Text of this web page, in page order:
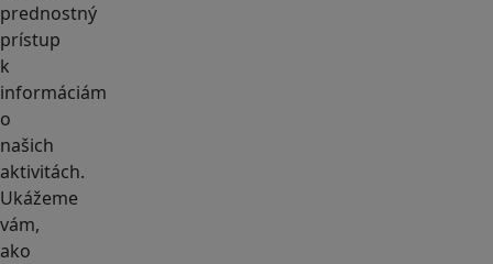
prednostný
prístup
k
informáciám
o
našich
aktivitách.
Ukážeme
vám,
ako